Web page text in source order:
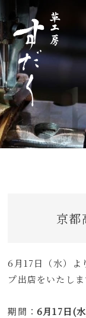
京都
6月17日（水）よ
プ出店をいたしま
期間：6月17日(